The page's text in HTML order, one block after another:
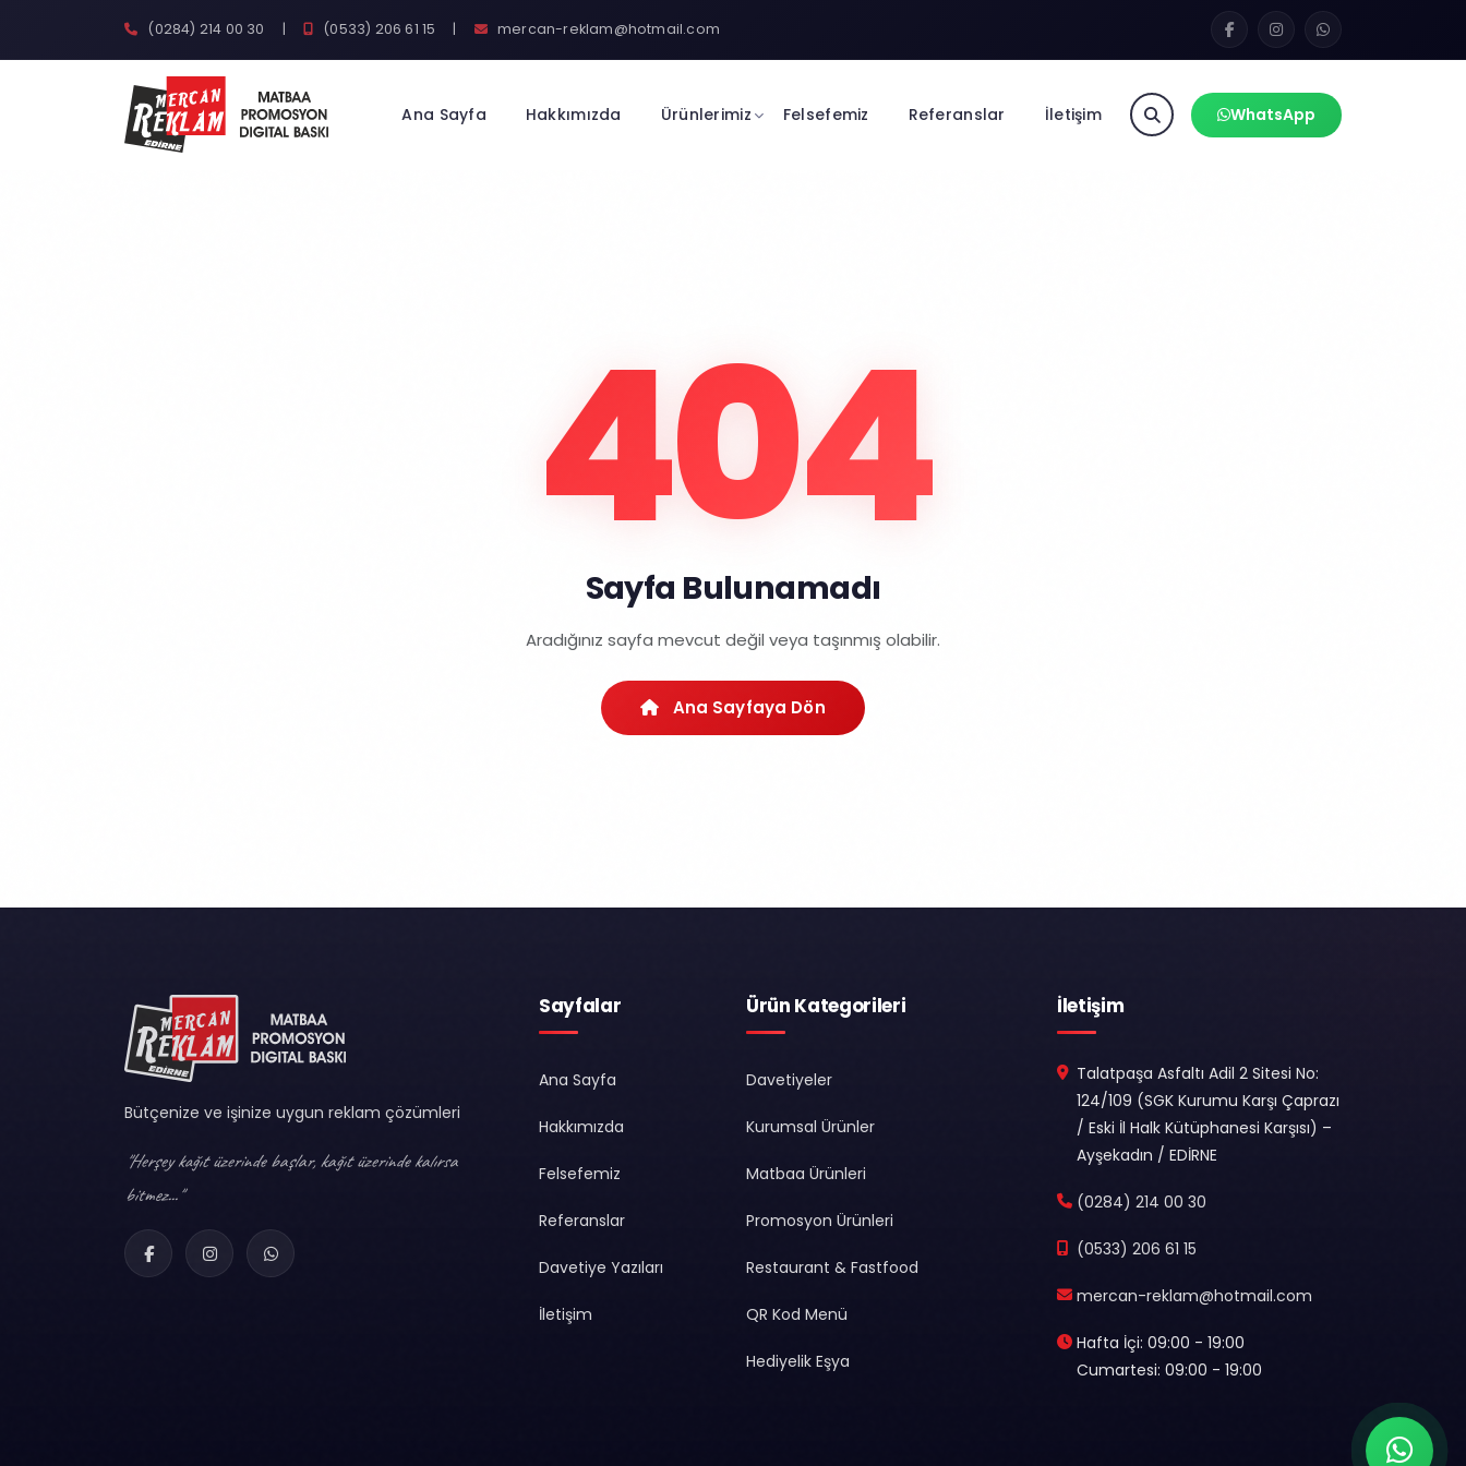
(0284) 214 00 30 | (0533) 206 61 15 | mercan-reklam@hotmail.com
Ana Sayfa Hakkımızda Ürünlerimiz Felsefemiz Referanslar İletişim WhatsApp
404
Sayfa Bulunamadı
Aradığınız sayfa mevcut değil veya taşınmış olabilir.
Ana Sayfaya Dön
Bütçenize ve işinize uygun reklam çözümleri
"Herşey kağıt üzerinde başlar, kağıt üzerinde kalırsa
bitmez..."
Sayfalar
Ana Sayfa
Hakkımızda
Felsefemiz
Referanslar
Davetiye Yazıları
İletişim
Ürün Kategorileri
Davetiyeler
Kurumsal Ürünler
Matbaa Ürünleri
Promosyon Ürünleri
Restaurant & Fastfood
QR Kod Menü
Hediyelik Eşya
İletişim
Talatpaşa Asfaltı Adil 2 Sitesi No:
124/109 (SGK Kurumu Karşı Çaprazı
/ Eski İl Halk Kütüphanesi Karşısı) –
Ayşekadın / EDİRNE
(0284) 214 00 30
(0533) 206 61 15
mercan-reklam@hotmail.com
Hafta İçi: 09:00 - 19:00
Cumartesi: 09:00 - 19:00